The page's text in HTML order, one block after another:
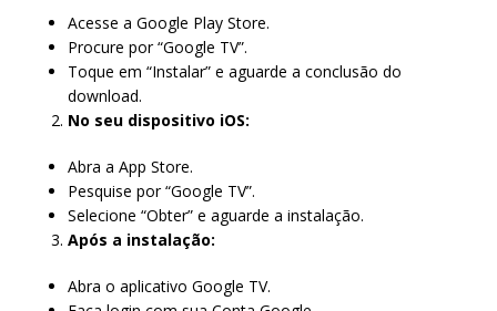
Acesse a Google Play Store.
Procure por “Google TV”.
Toque em “Instalar” e aguarde a conclusão do
download.
No seu dispositivo iOS:
Abra a App Store.
Pesquise por “Google TV”.
Selecione “Obter” e aguarde a instalação.
Após a instalação:
Abra o aplicativo Google TV.